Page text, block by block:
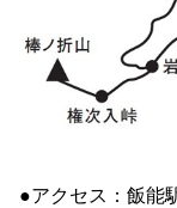
●アクセス：飯能